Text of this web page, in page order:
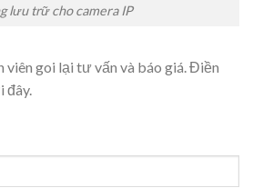
lưu trữ cho camera IP
viên goi lại tư vấn và báo giá. Điền
đây.